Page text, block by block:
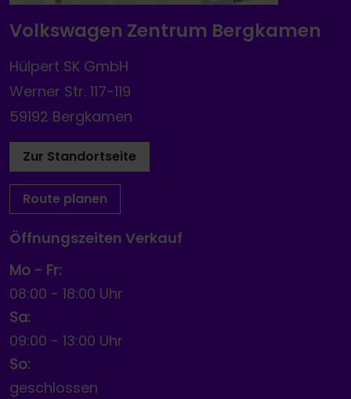
Volkswagen Zentrum Bergkamen
Hülpert SK GmbH
Werner Str. 117-119
59192 Bergkamen
Zur Standortseite
Route planen
Öffnungszeiten Verkauf
Mo - Fr:
08:00 - 18:00 Uhr
Sa:
09:00 - 13:00 Uhr
So:
geschlossen